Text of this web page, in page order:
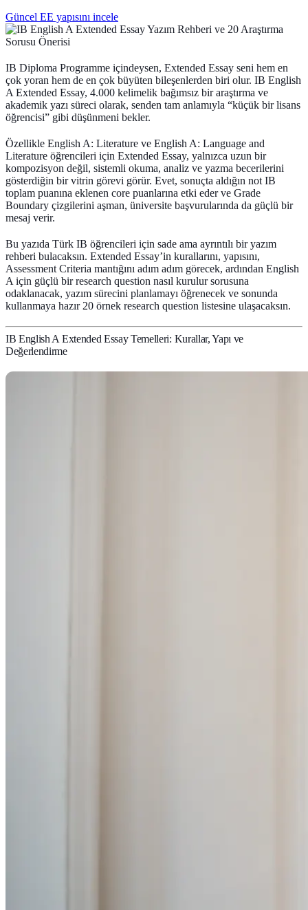
Güncel EE yapısını incele
IB Diploma Programme içindeysen, Extended Essay seni hem en
çok yoran hem de en çok büyüten bileşenlerden biri olur. IB English
A Extended Essay, 4.000 kelimelik bağımsız bir araştırma ve
akademik yazı süreci olarak, senden tam anlamıyla “küçük bir lisans
öğrencisi” gibi düşünmeni bekler.
Özellikle English A: Literature ve English A: Language and
Literature öğrencileri için Extended Essay, yalnızca uzun bir
kompozisyon değil, sistemli okuma, analiz ve yazma becerilerini
gösterdiğin bir vitrin görevi görür. Evet, sonuçta aldığın not IB
toplam puanına eklenen core puanlarına etki eder ve Grade
Boundary çizgilerini aşman, üniversite başvurularında da güçlü bir
mesaj verir.
Bu yazıda Türk IB öğrencileri için sade ama ayrıntılı bir yazım
rehberi bulacaksın. Extended Essay’in kurallarını, yapısını,
Assessment Criteria mantığını adım adım görecek, ardından English
A için güçlü bir research question nasıl kurulur sorusuna
odaklanacak, yazım sürecini planlamayı öğrenecek ve sonunda
kullanmaya hazır 20 örnek research question listesine ulaşacaksın.
IB English A Extended Essay Temelleri: Kurallar, Yapı ve
Değerlendirme